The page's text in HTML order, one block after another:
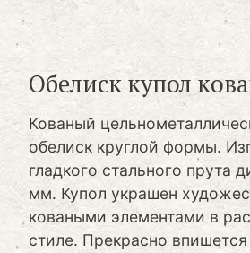
Обелиск купол
Кованый
обелиск круглой формы.
гладкого стального прута
мм. Купол украшен
коваными элементами в
стиле. Прекрасно впишется